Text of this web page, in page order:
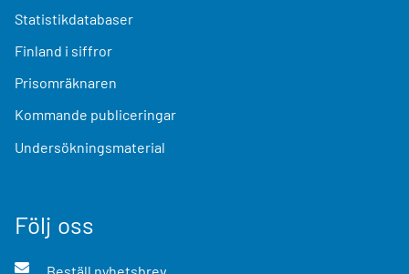
Statistikdatabaser
Finland i siffror
Prisomräknaren
Kommande publiceringar
Undersökningsmaterial
Följ oss